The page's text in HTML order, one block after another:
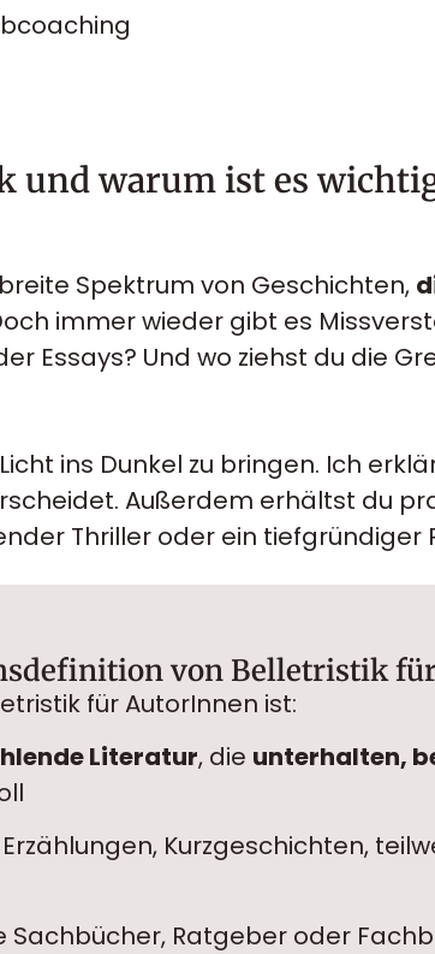
und warum ist es
Spektrum von Geschichten,
immer wieder gibt es
Essays? Und wo ziehst du die
ins Dunkel zu bringen. Ich
Außerdem erhältst du
Thriller oder ein tiefgründiger
von Belletristik
für AutorInnen ist:
Literatur, die unterhalten,
Kurzgeschichten,
Sachbücher, Ratgeber oder